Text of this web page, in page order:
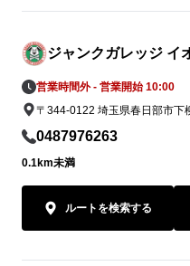
ジャンクガレッジ イ
営業時間外 - 営業開始 10:00
〒344-0122 埼玉県春日部市下
0487976263
0.1km未満
ルートを検索する